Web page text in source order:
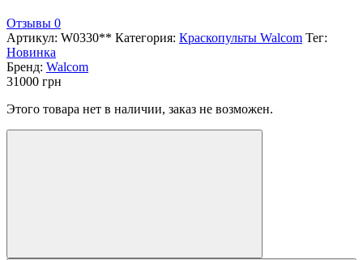
Отзывы 0
Артикул: W0330** Категория: Краскопульты Walcom Тег:
Новинка
Бренд: Walcom
31000 грн
Этого товара нет в наличии, заказ не возможен.